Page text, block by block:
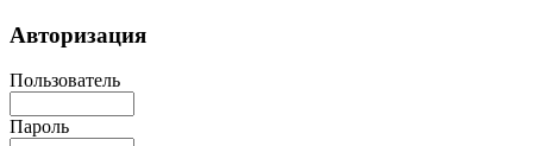
Авторизация
Пользователь
Пароль